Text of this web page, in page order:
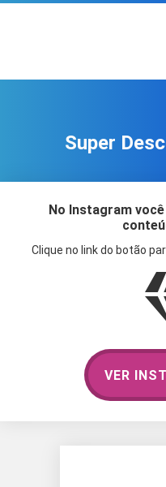
Super
No Instagram
Clique no link do botão
VER